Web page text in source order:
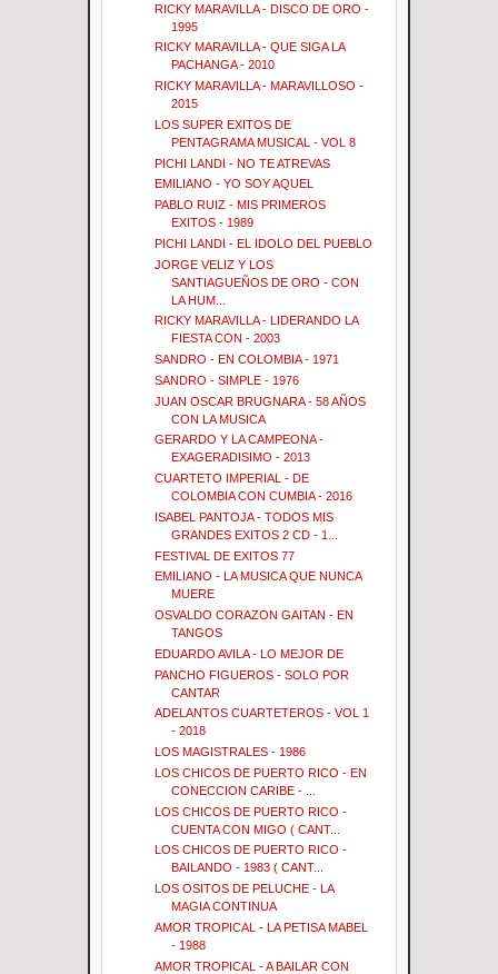
RICKY MARAVILLA - DISCO DE ORO -
1995
RICKY MARAVILLA - QUE SIGA LA
PACHANGA - 2010
RICKY MARAVILLA - MARAVILLOSO -
2015
LOS SUPER EXITOS DE
PENTAGRAMA MUSICAL - VOL 8
PICHI LANDI - NO TE ATREVAS
EMILIANO - YO SOY AQUEL
PABLO RUIZ - MIS PRIMEROS
EXITOS - 1989
PICHI LANDI - EL IDOLO DEL PUEBLO
JORGE VELIZ Y LOS
SANTIAGUEÑOS DE ORO - CON
LA HUM...
RICKY MARAVILLA - LIDERANDO LA
FIESTA CON - 2003
SANDRO - EN COLOMBIA - 1971
SANDRO - SIMPLE - 1976
JUAN OSCAR BRUGNARA - 58 AÑOS
CON LA MUSICA
GERARDO Y LA CAMPEONA -
EXAGERADISIMO - 2013
CUARTETO IMPERIAL - DE
COLOMBIA CON CUMBIA - 2016
ISABEL PANTOJA - TODOS MIS
GRANDES EXITOS 2 CD - 1...
FESTIVAL DE EXITOS 77
EMILIANO - LA MUSICA QUE NUNCA
MUERE
OSVALDO CORAZON GAITAN - EN
TANGOS
EDUARDO AVILA - LO MEJOR DE
PANCHO FIGUEROS - SOLO POR
CANTAR
ADELANTOS CUARTETEROS - VOL 1
- 2018
LOS MAGISTRALES - 1986
LOS CHICOS DE PUERTO RICO - EN
CONECCION CARIBE - ...
LOS CHICOS DE PUERTO RICO -
CUENTA CON MIGO ( CANT...
LOS CHICOS DE PUERTO RICO -
BAILANDO - 1983 ( CANT...
LOS OSITOS DE PELUCHE - LA
MAGIA CONTINUA
AMOR TROPICAL - LA PETISA MABEL
- 1988
AMOR TROPICAL - A BAILAR CON